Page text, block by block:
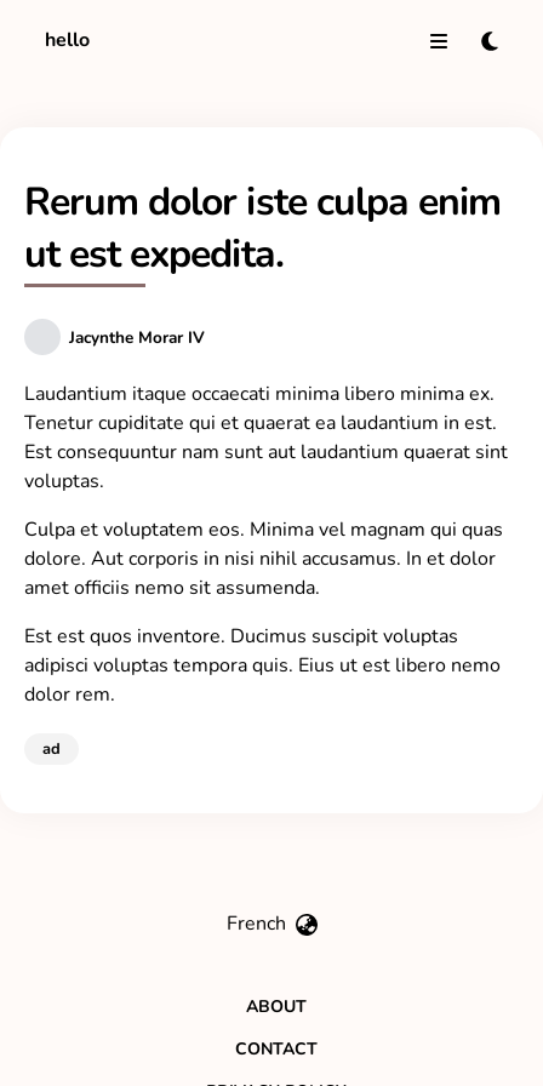
hello
Rerum dolor iste culpa enim
ut est expedita.
Jacynthe Morar IV
Laudantium itaque occaecati minima libero minima ex.
Tenetur cupiditate qui et quaerat ea laudantium in est.
Est consequuntur nam sunt aut laudantium quaerat sint
voluptas.
Culpa et voluptatem eos. Minima vel magnam qui quas
dolore. Aut corporis in nisi nihil accusamus. In et dolor
amet officiis nemo sit assumenda.
Est est quos inventore. Ducimus suscipit voluptas
adipisci voluptas tempora quis. Eius ut est libero nemo
dolor rem.
ad
ABOUT
CONTACT
French